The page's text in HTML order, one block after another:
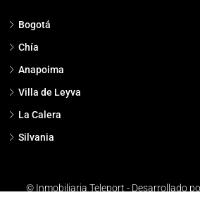
Bogotá
Chía
Anapoima
Villa de Leyva
La Calera
Silvania
© Inmobiliaria Teleport - Desarrollado